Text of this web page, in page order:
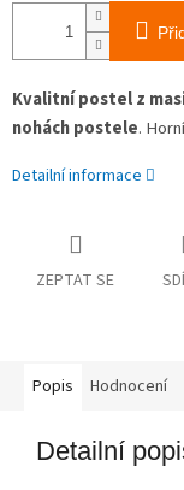
Kvalitní postel z
nohách postele.
Detailní informace
ZEPTAT SE
Popis Hodnocení
Detailní